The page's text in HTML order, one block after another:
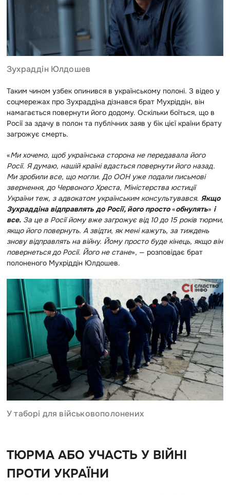
Зухраддін Юлдошев
Таким чином узбек опинився в українському полоні. З відео у
соцмережах про Зухраддіна дізнався брат Мухріддін, він
намагається повернути його додому. Оскільки боїться, що в
Росії за здачу в полон та публічних заяв у бік цієї країни брату
загрожує смерть.
«Ми хочемо, щоб українська сторона не передавала його
Росії. Я думаю, нашій країні вдасться повернути його назад.
Ми зробили все, що могли. До ООН уже подали письмові
звернення, до Червоного Хреста, Міністерства юстиції
України теж, з адвокатом українським консультувався. Якщо
Зухраддіна відправлять до Росії, його просто«обнулять» і
все. За це в Росії йому вже загрожує від 10 до 15 років тюрми,
якщо його повернуть. А звідти, як мені кажуть, за тиждень
знову відправлять на війну. Йому просто буде кінець, якщо він
повернеться до Росії. Його не стане», — розповідає брат
полоненого Мухріддін Юлдошев.
У таборі для військовополонених
ТЮРМА АБО УЧАСТЬ У ВІЙНІ
ПРОТИ УКРАЇНИ